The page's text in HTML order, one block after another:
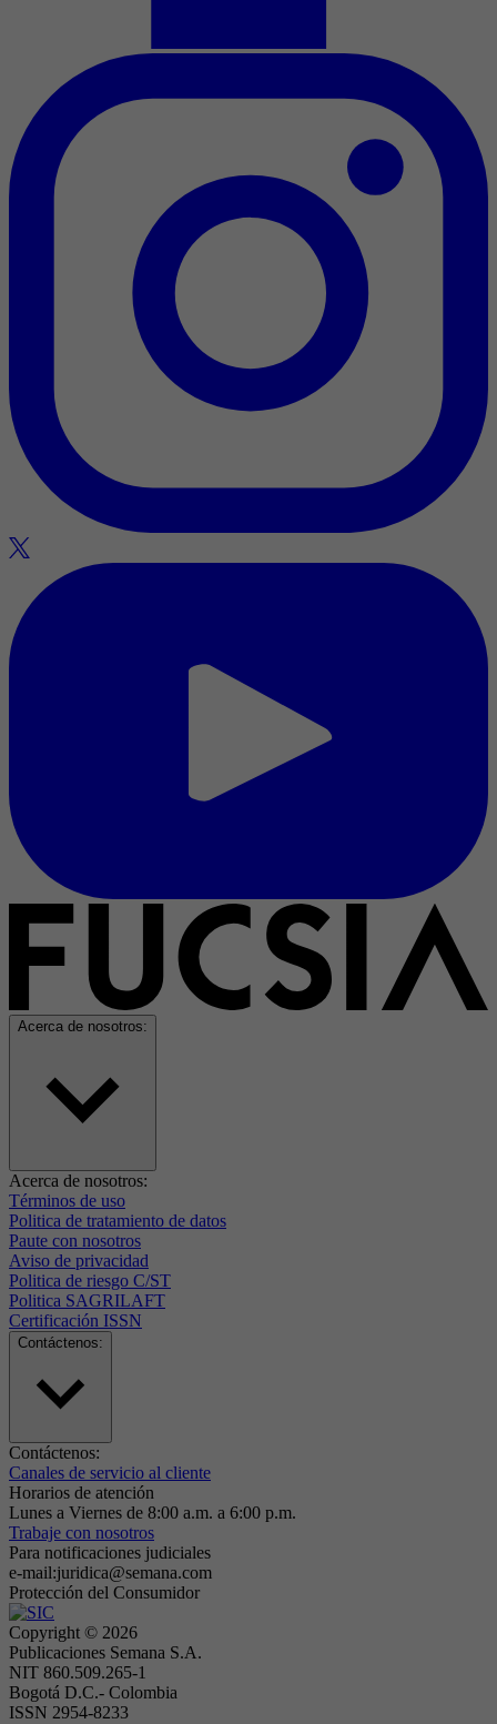
Acerca de nosotros:
Acerca de nosotros:
Términos de uso
Politica de tratamiento de datos
Paute con nosotros
Aviso de privacidad
Politica de riesgo C/ST
Politica SAGRILAFT
Certificación ISSN
Contáctenos:
Contáctenos:
Canales de servicio al cliente
Horarios de atención
Lunes a Viernes de 8:00 a.m. a 6:00 p.m.
Trabaje con nosotros
Para notificaciones judiciales
e-mail:juridica@semana.com
Protección del Consumidor
Copyright © 2026
Publicaciones Semana S.A.
NIT 860.509.265-1
Bogotá D.C.- Colombia
ISSN 2954-8233